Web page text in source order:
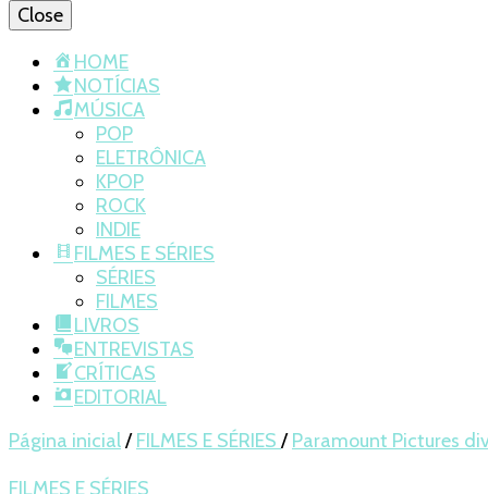
Close
HOME
NOTÍCIAS
MÚSICA
POP
ELETRÔNICA
KPOP
ROCK
INDIE
FILMES E SÉRIES
SÉRIES
FILMES
LIVROS
ENTREVISTAS
CRÍTICAS
EDITORIAL
Página inicial/ FILMES E SÉRIES / Paramount Pictures
FILMES E SÉRIES